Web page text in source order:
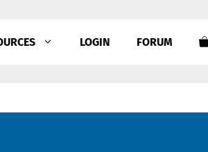
LOGIN FORUM